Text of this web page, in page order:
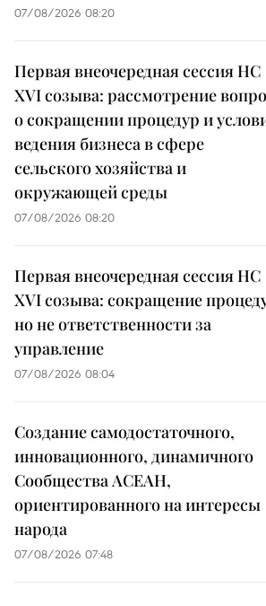
07/08/2026 08:20
Первая внеочередная сессия НС
XVI созыва: рассмотрение
о сокращении процедур и
ведения бизнеса в сфере
сельского хозяйства и
окружающей среды
07/08/2026 08:20
Первая внеочередная сессия НС
XVI созыва: сокращение
но не ответственности за
управление
07/08/2026 08:04
Создание самодостаточного,
инновационного, динамичного
Сообщества АСЕАН,
ориентированного на интересы
народа
07/08/2026 07:48